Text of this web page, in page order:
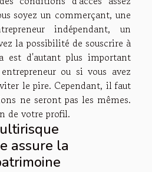
soyez un commerçant, une
indépendant, un
la possibilité de souscrire à
est d'autant plus important
ou si vous avez
le pire. Cependant, il faut
ne seront pas les mêmes.
de votre profil.
assure la